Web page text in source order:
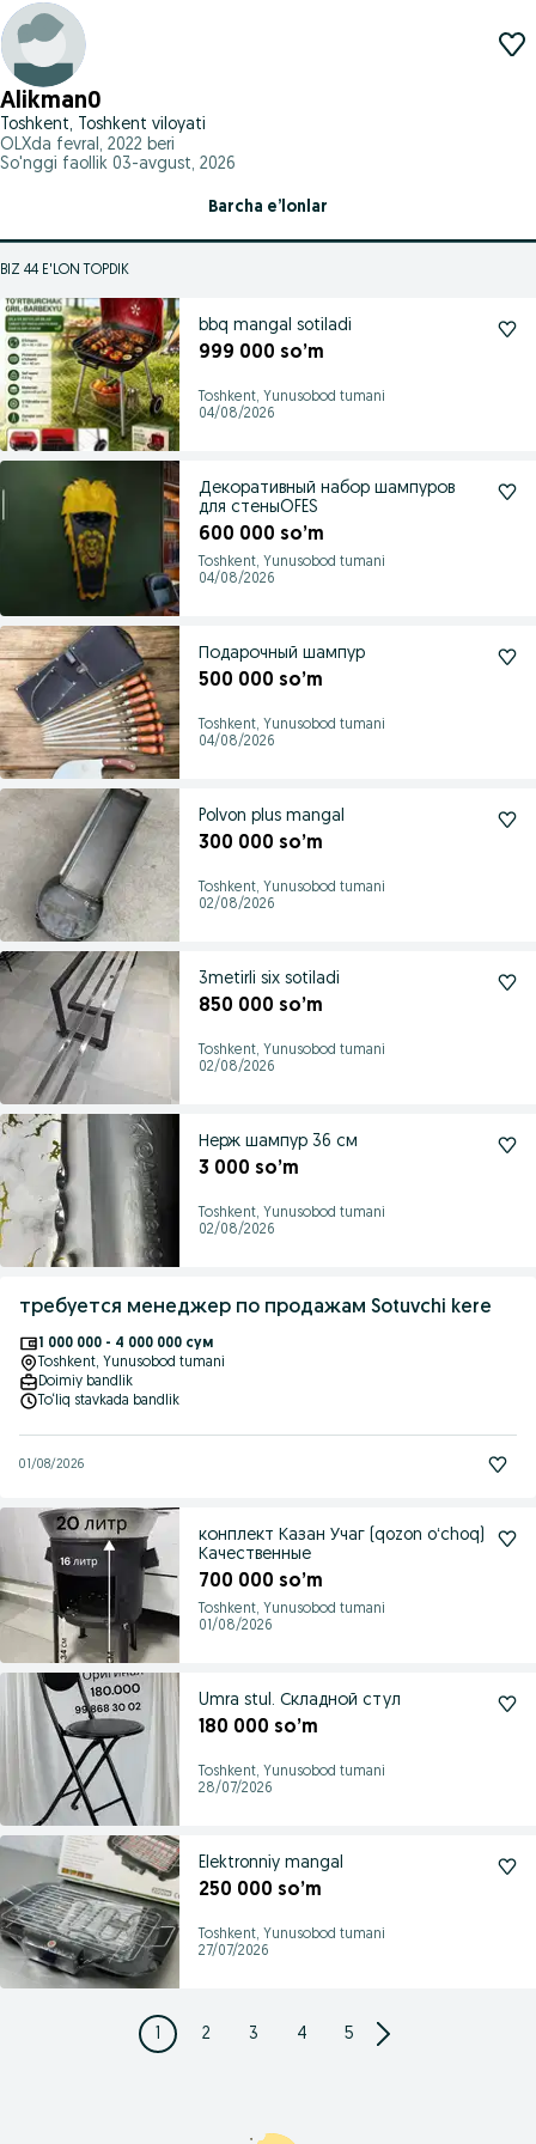
Alikman0
Toshkent, Toshkent viloyati
OLXda fevral, 2022 beri
So'nggi faollik 03-avgust, 2026
Barcha e’lonlar
BIZ 44 E'LON TOPDIK
bbq mangal sotiladi
999 000 so’m
Toshkent, Yunusobod tumani
04/08/2026
Декоративный набор шампуров
для стеныOFES
600 000 so’m
Toshkent, Yunusobod tumani
04/08/2026
Подарочный шампур
500 000 so’m
Toshkent, Yunusobod tumani
04/08/2026
Polvon plus mangal
300 000 so’m
Toshkent, Yunusobod tumani
02/08/2026
3metirli six sotiladi
850 000 so’m
Toshkent, Yunusobod tumani
02/08/2026
Нерж шампур 36 см
3 000 so’m
Toshkent, Yunusobod tumani
02/08/2026
требуется менеджер по продажам Sotuvchi kere
1 000 000 - 4 000 000 сум
Toshkent, Yunusobod tumani
Doimiy bandlik
To‘liq stavkada bandlik
01/08/2026
конплект Казан Учаг (qozon oʻchoq)
Качественные
700 000 so’m
Toshkent, Yunusobod tumani
01/08/2026
Umra stul. Складной стул
180 000 so’m
Toshkent, Yunusobod tumani
28/07/2026
Elektronniy mangal
250 000 so’m
Toshkent, Yunusobod tumani
27/07/2026
1 2 3 4 5